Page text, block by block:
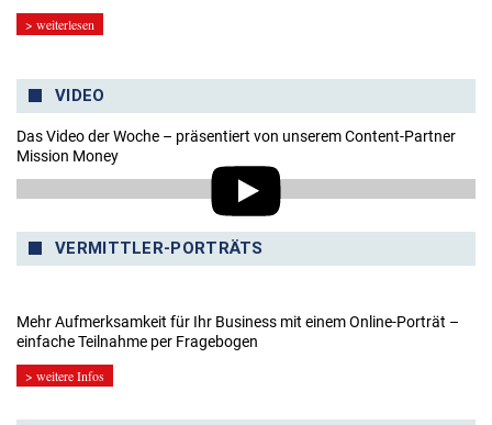
> weiterlesen
VIDEO
Das Video der Woche – präsentiert von unserem Content-Partner
Mission Money
VERMITTLER-PORTRÄTS
Mehr Aufmerksamkeit für Ihr Business mit einem Online-Porträt –
einfache Teilnahme per Fragebogen
> weitere Infos